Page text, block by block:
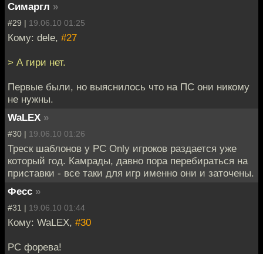
Симаргл »
#29 | 19.06.10 01:25
Кому: dele, #27
> А гири нет.
Первые были, но выяснилось что на ПС они никому
не нужны.
WaLEX »
#30 | 19.06.10 01:26
Треск шаблонов у PC Only игроков раздается уже
который год. Камрады, давно пора перебираться на
приставки - все таки для игр именно они и заточены.
Фесс »
#31 | 19.06.10 01:44
Кому: WaLEX, #30
PC форева!